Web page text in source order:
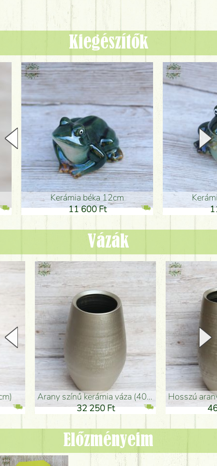
Kiegészítők
Kerámia béka 12cm
11 600 Ft
Kerámia
11
Vázák
arany színű kerámia váza (40x26cm)
32 250 Ft
hosszú arany színű
46 250 Ft
Előzményeim